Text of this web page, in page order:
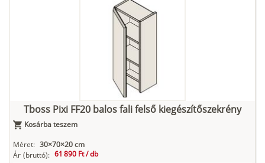
Loft beton
Nádzöld
Antracit Matt fekete
Tboss Pixi FF20 balos fali felső kiegészítőszekrény
Kosárba teszem
Méret: 30×70×20 cm
Ár (bruttó): 61 890 Ft /db